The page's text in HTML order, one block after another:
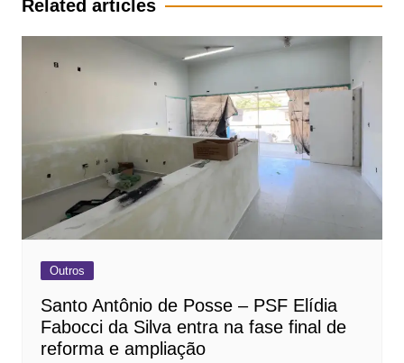
Related articles
Outros
Santo Antônio de Posse – PSF Elídia
Fabocci da Silva entra na fase final de
reforma e ampliação